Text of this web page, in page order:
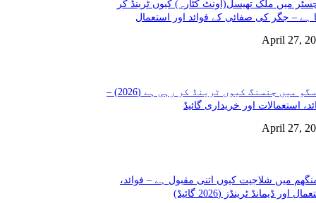
میں ملک تھیسل(اونٹ کٹارہ) کیوں ٹرینڈ کر
ہے – جگر کی صفائی کے فوائد اور استعمال
April 27,
گلاسگو میں جنسنگ کیوں ٹرینڈ کر رہی ہے (2026) –
استعمالات اور خریداری گائیڈ
April 27,
میں شلاجیت کیوں اتنی مقبول ہے – فوائد،
اور ڈیمانڈ ٹرینڈز (2026 گائیڈ)